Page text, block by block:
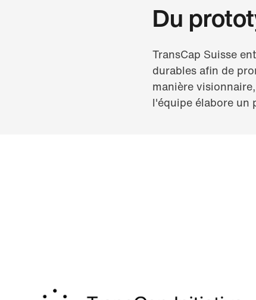
Du
TransCap Suisse
durables afin de
manière
l'équipe élabore un